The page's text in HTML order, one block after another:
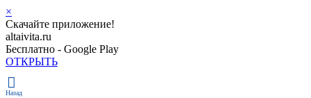
×
Скачайте приложение!
altaivita.ru
Бесплатно - Google Play
ОТКРЫТЬ
Назад